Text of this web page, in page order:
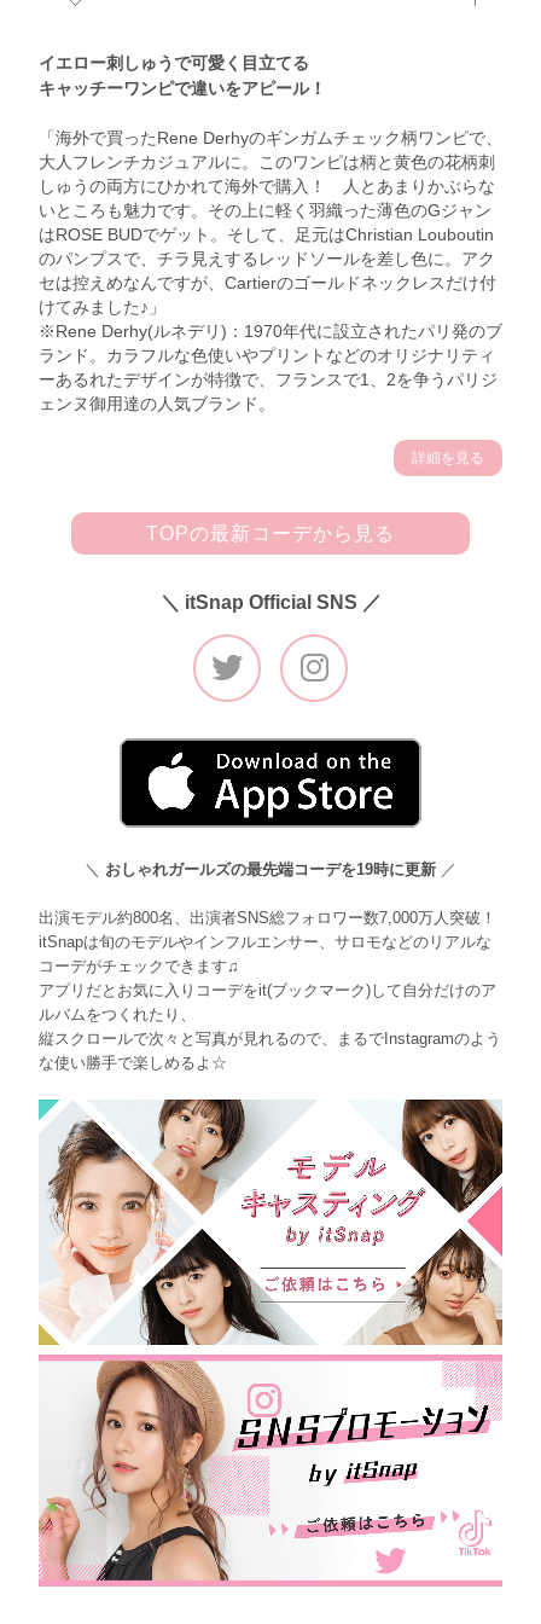
イエロー刺しゅうで可愛く目立てる
キャッチーワンピで違いをアピール！
「海外で買ったRene Derhyのギンガムチェック柄ワンピで、
大人フレンチカジュアルに。このワンピは柄と黄色の花柄刺
しゅうの両方にひかれて海外で購入！ 人とあまりかぶらな
いところも魅力です。その上に軽く羽織った薄色のGジャン
はROSE BUDでゲット。そして、足元はChristian Louboutin
のパンプスで、チラ見えするレッドソールを差し色に。アク
セは控えめなんですが、Cartierのゴールドネックレスだけ付
けてみました♪」
※Rene Derhy(ルネデリ)：1970年代に設立されたパリ発のブ
ランド。カラフルな色使いやプリントなどのオリジナリティ
ーあるれたデザインが特徴で、フランスで1、2を争うパリジ
ェンヌ御用達の人気ブランド。
詳細を見る
TOPの最新コーデから見る
＼ itSnap Official SNS ／
＼ おしゃれガールズの最先端コーデを19時に更新 ／
出演モデル約800名、出演者SNS総フォロワー数7,000万人突破！
itSnapは旬のモデルやインフルエンサー、サロモなどのリアルな
コーデがチェックできます♫
アプリだとお気に入りコーデをit(ブックマーク)して自分だけのア
ルバムをつくれたり、
縦スクロールで次々と写真が見れるので、まるでInstagramのよう
な使い勝手で楽しめるよ☆